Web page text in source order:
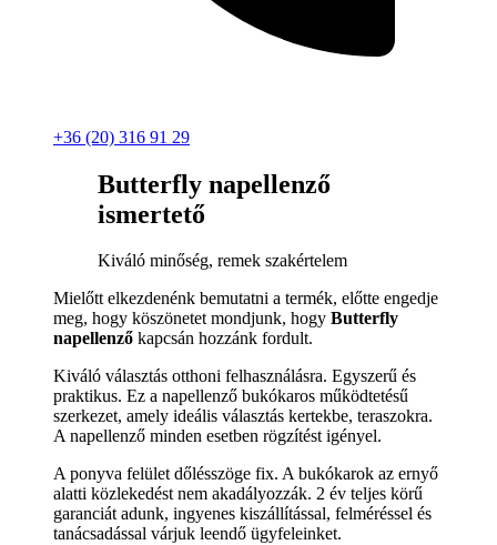
+36 (20) 316 91 29
Butterfly napellenző
ismertető
Kiváló minőség, remek szakértelem
Mielőtt elkezdenénk bemutatni a termék, előtte engedje
meg, hogy köszönetet mondjunk, hogy Butterfly
napellenző kapcsán hozzánk fordult.
Kiváló választás otthoni felhasználásra. Egyszerű és
praktikus. Ez a napellenző bukókaros működtetésű
szerkezet, amely ideális választás kertekbe, teraszokra.
A napellenző minden esetben rögzítést igényel.
A ponyva felület dőlésszöge fix. A bukókarok az ernyő
alatti közlekedést nem akadályozzák. 2 év teljes körű
garanciát adunk, ingyenes kiszállítással, felméréssel és
tanácsadással várjuk leendő ügyfeleinket.